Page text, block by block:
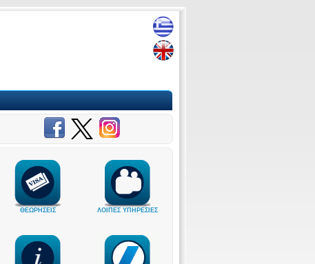
ΘΕΩΡΗΣΕΙΣ ΛΟΙΠΕΣ ΥΠΗΡΕΣΙΕΣ